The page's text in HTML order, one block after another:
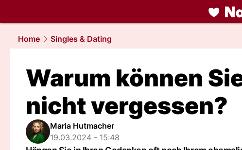
liebe.NAU.ch
Home
Singles & Dating
Warum können
nicht vergessen?
Maria Hutmacher
19.03.2024 - 15:48